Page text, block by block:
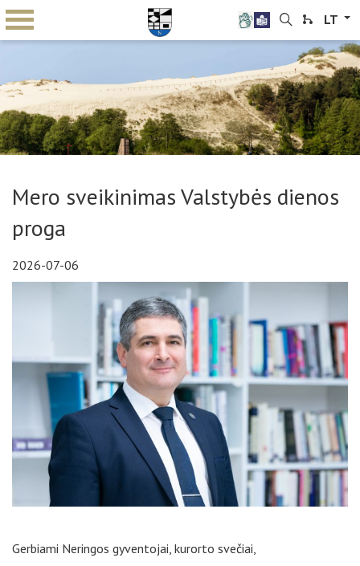
Mero sveikinimas Valstybės dienos
proga
2026-07-06
Gerbiami Neringos gyventojai, kurorto svečiai,
LT